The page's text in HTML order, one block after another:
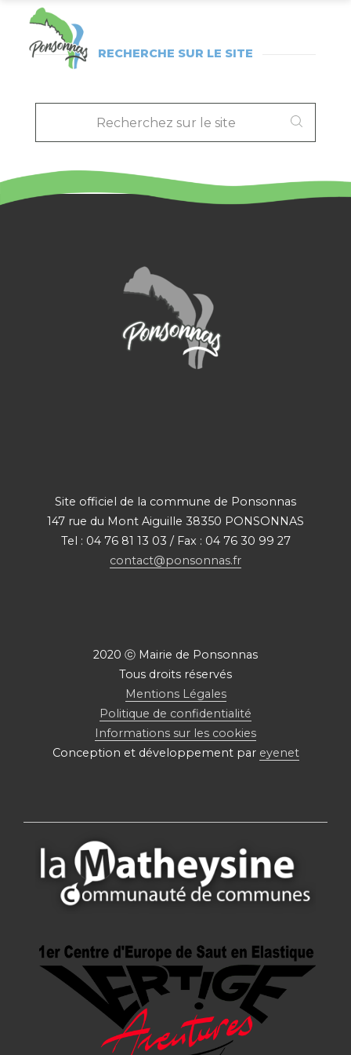
RECHERCHE SUR LE SITE
RECHERCHEZ
LE
SITE
Site officiel de la commune de Ponsonnas
147 rue du Mont Aiguille 38350 PONSONNAS
Tel : 04 76 81 13 03 / Fax : 04 76 30 99 27
contact@ponsonnas.fr
2020 ⓒ Mairie de Ponsonnas
Tous droits réservés
Mentions Légales
Politique de confidentialité
Informations sur les cookies
Conception et développement par eyenet